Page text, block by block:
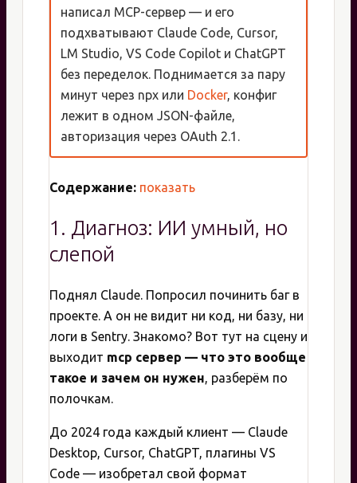
написал MCP-сервер — и его
подхватывают Claude Code, Cursor,
LM Studio, VS Code Copilot и ChatGPT
без переделок. Поднимается за пару
минут через npx или Docker, конфиг
лежит в одном JSON-файле,
авторизация через OAuth 2.1.
Содержание: показать
1. Диагноз: ИИ умный, но
слепой
Поднял Claude. Попросил починить баг в
проекте. А он не видит ни код, ни базу, ни
логи в Sentry. Знакомо? Вот тут на сцену и
выходит mcp сервер — что это вообще
такое и зачем он нужен, разберём по
полочкам.
До 2024 года каждый клиент — Claude
Desktop, Cursor, ChatGPT, плагины VS
Code — изобретал свой формат